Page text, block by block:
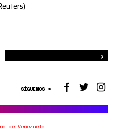
›
SÍGUENOS >
de Venezuela